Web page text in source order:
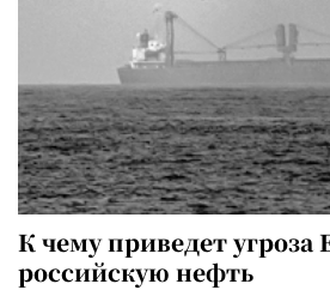
К чему приведет угроза
российскую нефть